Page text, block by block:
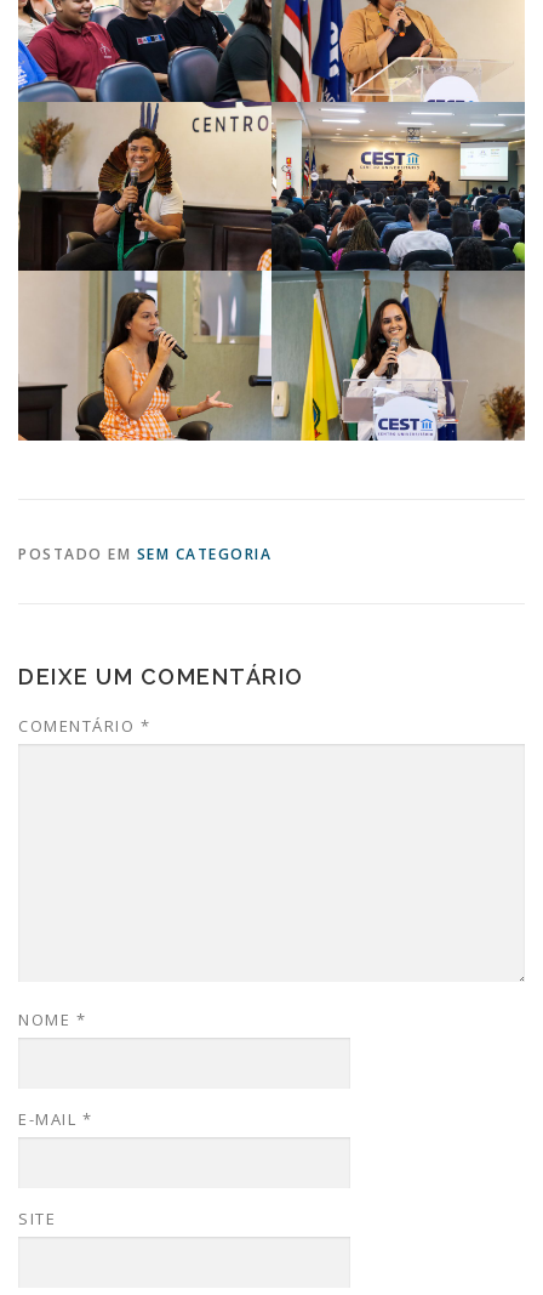
POSTADO EM SEM CATEGORIA
DEIXE UM COMENTÁRIO
COMENTÁRIO *
NOME *
E-MAIL *
SITE